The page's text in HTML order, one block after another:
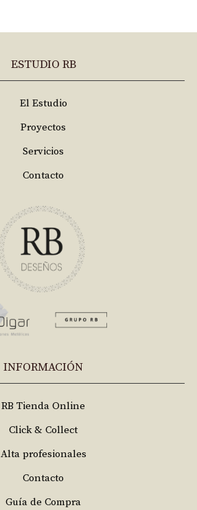
ESTUDIO RB
El Estudio
Proyectos
Servicios
Contacto
INFORMACIÓN
RB Tienda Online
Click & Collect
Alta profesionales
Contacto
Guía de Compra